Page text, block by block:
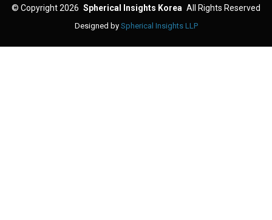
© Copyright 2026 Spherical Insights Korea All Rights Reserved
Designed by Spherical Insights LLP